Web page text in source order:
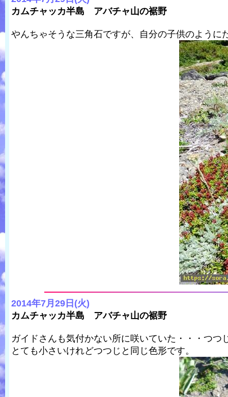
カムチャッカ半島 アバチャ山の裾野
やんちゃそうな三角石ですが、自分の子供のように
2014年7月29日(火)
カムチャッカ半島 アバチャ山の裾野
ガイドさんも気付かない所に咲いていた・・・つつ
とても小さいけれどつつじと同じ色形です。